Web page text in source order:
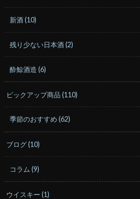
新酒(10)
残り少ない日本酒(2)
酔鯨酒造(6)
ピックアップ商品(110)
季節のおすすめ(62)
ブログ(10)
コラム(9)
ウイスキー(1)